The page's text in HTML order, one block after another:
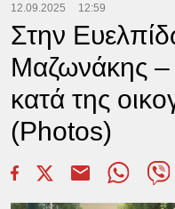
12.09.2025 12:59
Στην
Μαζωνάκης –
κατά της
(Photos)